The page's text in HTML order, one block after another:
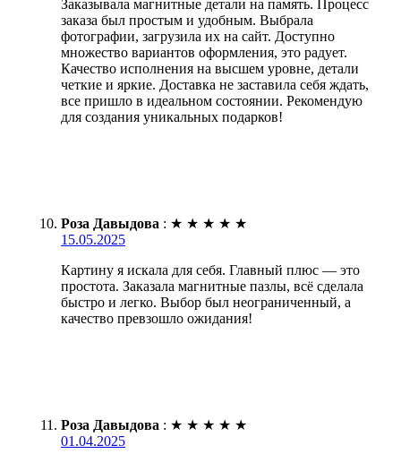
Заказывала магнитные детали на память. Процесс
заказа был простым и удобным. Выбрала
фотографии, загрузила их на сайт. Доступно
множество вариантов оформления, это радует.
Качество исполнения на высшем уровне, детали
четкие и яркие. Доставка не заставила себя ждать,
все пришло в идеальном состоянии. Рекомендую
для создания уникальных подарков!
Роза Давыдова : ★ ★ ★ ★ ★
15.05.2025
Картину я искала для себя. Главный плюс — это
простота. Заказала магнитные пазлы, всё сделала
быстро и легко. Выбор был неограниченный, а
качество превзошло ожидания!
Роза Давыдова : ★ ★ ★ ★ ★
01.04.2025